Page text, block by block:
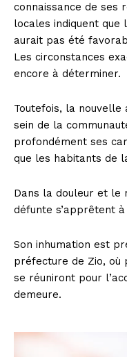
connaissance de ses
locales indiquent que
aurait pas été
Les circonstances
encore à déterminer.
Toutefois, la nouvelle
sein de la
profondément ses
que les habitants de
Dans la douleur et le
défunte s’apprêtent
Son inhumation est
préfecture de Zio, où
se réuniront pour
demeure.